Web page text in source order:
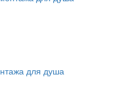
для душа